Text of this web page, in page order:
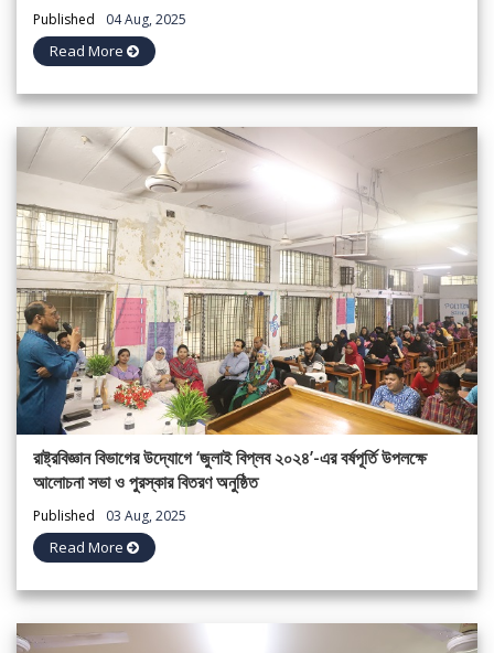
Published 04 Aug, 2025
Read More
রাষ্ট্রবিজ্ঞান বিভাগের উদ্যোগে ‘জুলাই বিপ্লব ২০২৪’-এর বর্ষপূর্তি উপলক্ষে
আলোচনা সভা ও পুরস্কার বিতরণ অনুষ্ঠিত
Published 03 Aug, 2025
Read More